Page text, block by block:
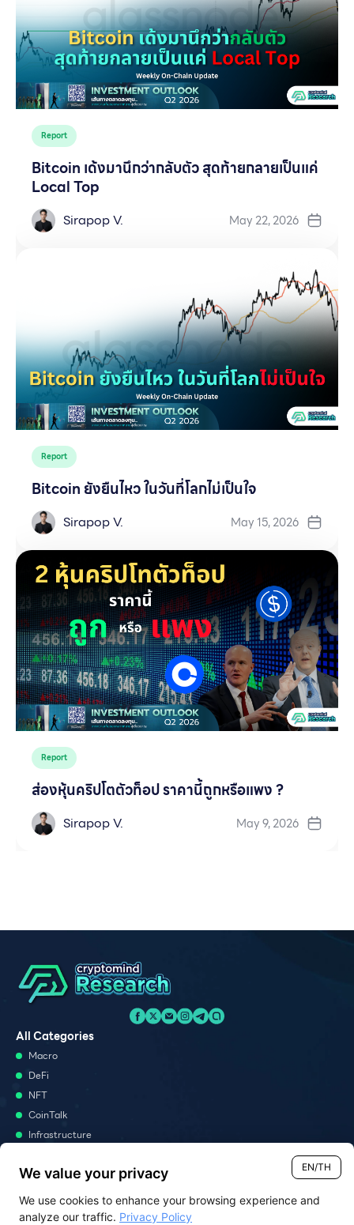
Report
Bitcoin เด้งมานึกว่ากลับตัว สุดท้ายกลายเป็นแค่
Local Top
Sirapop V. May 22, 2026
Report
Bitcoin ยังยืนไหว ในวันที่โลกไม่เป็นใจ
Sirapop V. May 15, 2026
Report
ส่องหุ้นคริปโตตัวท็อป ราคานี้ถูกหรือแพง ?
Sirapop V. May 9, 2026
All Categories
Macro
DeFi
NFT
CoinTalk
Infrastructure
Podcast
Monthly Report
Report
EN/TH
We value your privacy
We use cookies to enhance your browsing experience and
analyze our traffic. Privacy Policy